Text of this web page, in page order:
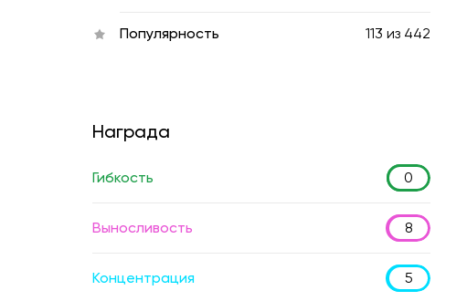
Популярность 113 из 442
Награда
Гибкость 0
Выносливость 8
Концентрация 5